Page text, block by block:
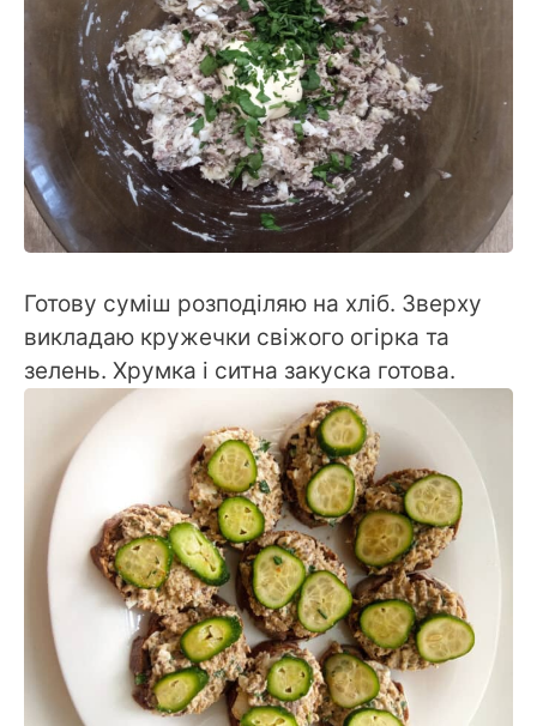
Готову суміш розподіляю на хліб. Зверху
викладаю кружечки свіжого огірка та
зелень. Хрумка і ситна закуска готова.